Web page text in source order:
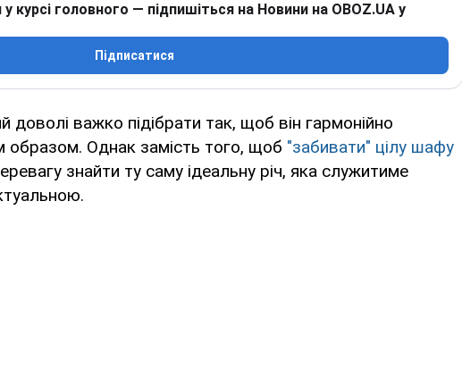
курсі головного — підпишіться на Новини на OBOZ.UA у
Підписатися
доволі важко підібрати так, щоб він гармонійно
образом. Однак замість того, щоб "забивати" цілу шафу
знайти ту саму ідеальну річ, яка служитиме